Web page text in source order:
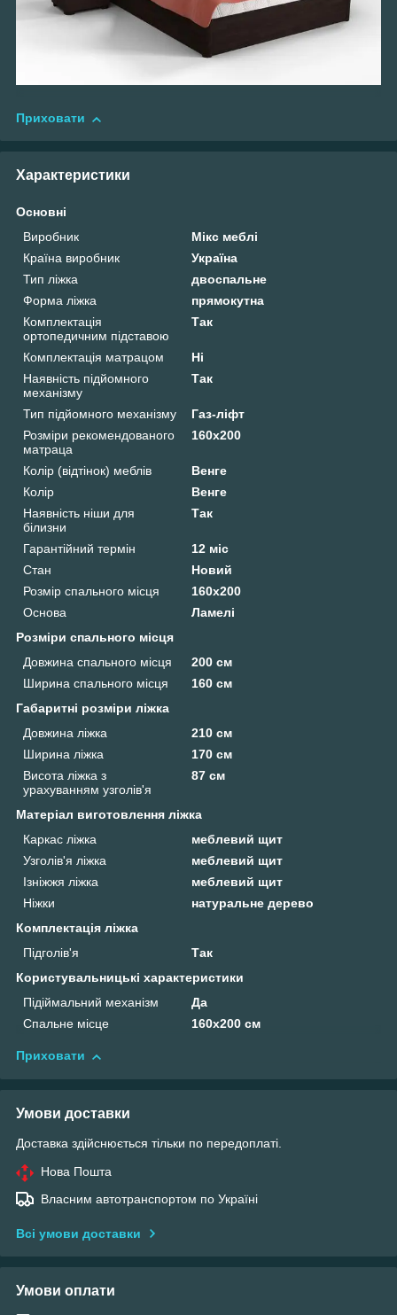
Приховати
Характеристики
Основні
Виробник
Мікс меблі
Країна виробник
Україна
Тип ліжка
двоспальне
Форма ліжка
прямокутна
Комплектація
ортопедичним підставою
Так
Комплектація матрацом
Ні
Наявність підйомного
механізму
Так
Тип підйомного механізму
Газ-ліфт
Розміри рекомендованого
матраца
160х200
Колір (відтінок) меблів
Венге
Колір
Венге
Наявність ніши для
білизни
Так
Гарантійний термін
12 міс
Стан
Новий
Розмір спального місця
160х200
Основа
Ламелі
Розміри спального місця
Довжина спального місця
200 см
Ширина спального місця
160 см
Габаритні розміри ліжка
Довжина ліжка
210 см
Ширина ліжка
170 см
Висота ліжка з
урахуванням узголів'я
87 см
Матеріал виготовлення ліжка
Каркас ліжка
меблевий щит
Узголів'я ліжка
меблевий щит
Ізніжжя ліжка
меблевий щит
Ніжки
натуральне дерево
Комплектація ліжка
Підголів'я
Так
Користувальницькі характеристики
Підіймальний механізм
Да
Спальне місце
160х200 см
Приховати
Умови доставки
Доставка здійснюється тільки по передоплаті.
Нова Пошта
Власним автотранспортом по Україні
Всі умови доставки
Умови оплати